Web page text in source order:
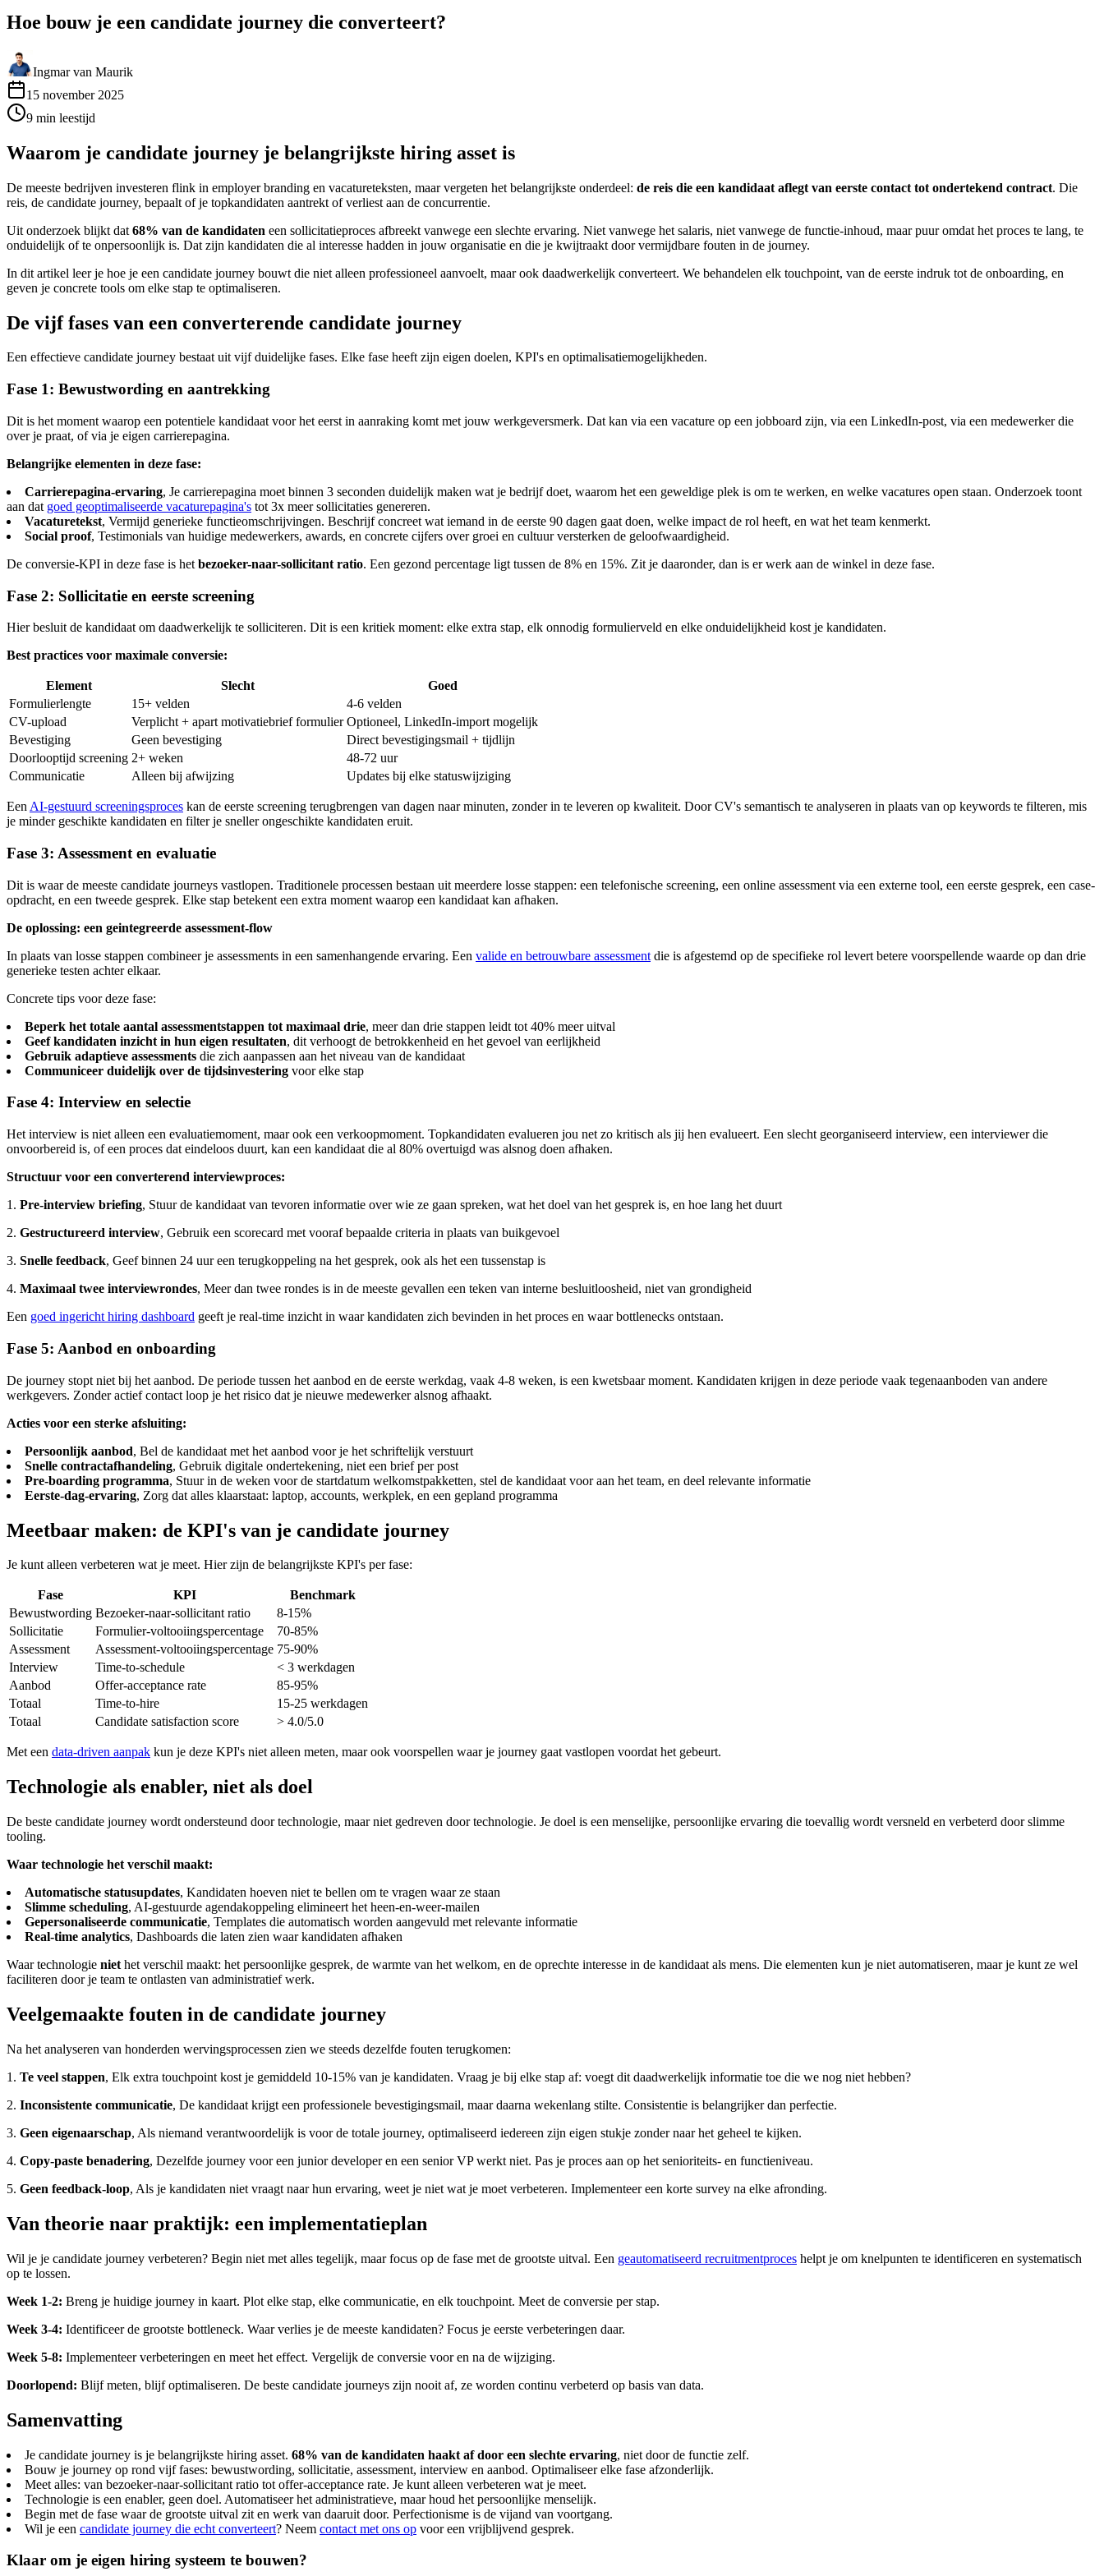
Hoe bouw je een candidate journey die converteert?
Ingmar van Maurik
15 november 2025
9 min leestijd
Waarom je candidate journey je belangrijkste hiring asset is
De meeste bedrijven investeren flink in employer branding en vacatureteksten, maar vergeten het belangrijkste onderdeel: de reis die een kandidaat aflegt van eerste contact tot ondertekend contract. Die
reis, de candidate journey, bepaalt of je topkandidaten aantrekt of verliest aan de concurrentie.
Uit onderzoek blijkt dat 68% van de kandidaten een sollicitatieproces afbreekt vanwege een slechte ervaring. Niet vanwege het salaris, niet vanwege de functie-inhoud, maar puur omdat het proces te lang, te
onduidelijk of te onpersoonlijk is. Dat zijn kandidaten die al interesse hadden in jouw organisatie en die je kwijtraakt door vermijdbare fouten in de journey.
In dit artikel leer je hoe je een candidate journey bouwt die niet alleen professioneel aanvoelt, maar ook daadwerkelijk converteert. We behandelen elk touchpoint, van de eerste indruk tot de onboarding, en
geven je concrete tools om elke stap te optimaliseren.
De vijf fases van een converterende candidate journey
Een effectieve candidate journey bestaat uit vijf duidelijke fases. Elke fase heeft zijn eigen doelen, KPI's en optimalisatiemogelijkheden.
Fase 1: Bewustwording en aantrekking
Dit is het moment waarop een potentiele kandidaat voor het eerst in aanraking komt met jouw werkgeversmerk. Dat kan via een vacature op een jobboard zijn, via een LinkedIn-post, via een medewerker die
over je praat, of via je eigen carrierepagina.
Belangrijke elementen in deze fase:
Carrierepagina-ervaring, Je carrierepagina moet binnen 3 seconden duidelijk maken wat je bedrijf doet, waarom het een geweldige plek is om te werken, en welke vacatures open staan. Onderzoek toont
aan dat goed geoptimaliseerde vacaturepagina's tot 3x meer sollicitaties genereren.
Vacaturetekst, Vermijd generieke functieomschrijvingen. Beschrijf concreet wat iemand in de eerste 90 dagen gaat doen, welke impact de rol heeft, en wat het team kenmerkt.
Social proof, Testimonials van huidige medewerkers, awards, en concrete cijfers over groei en cultuur versterken de geloofwaardigheid.
De conversie-KPI in deze fase is het bezoeker-naar-sollicitant ratio. Een gezond percentage ligt tussen de 8% en 15%. Zit je daaronder, dan is er werk aan de winkel in deze fase.
Fase 2: Sollicitatie en eerste screening
Hier besluit de kandidaat om daadwerkelijk te solliciteren. Dit is een kritiek moment: elke extra stap, elk onnodig formulierveld en elke onduidelijkheid kost je kandidaten.
Best practices voor maximale conversie:
Element Slecht
Goed
Formulierlengte
15+ velden
4-6 velden
CV-upload
Verplicht + apart motivatiebrief formulier Optioneel, LinkedIn-import mogelijk
Bevestiging
Geen bevestiging
Direct bevestigingsmail + tijdlijn
Doorlooptijd screening 2+ weken
48-72 uur
Communicatie
Alleen bij afwijzing Updates bij elke statuswijziging
Een AI-gestuurd screeningsproces kan de eerste screening terugbrengen van dagen naar minuten, zonder in te leveren op kwaliteit. Door CV's semantisch te analyseren in plaats van op keywords te filteren, mis
je minder geschikte kandidaten en filter je sneller ongeschikte kandidaten eruit.
Fase 3: Assessment en evaluatie
Dit is waar de meeste candidate journeys vastlopen. Traditionele processen bestaan uit meerdere losse stappen: een telefonische screening, een online assessment via een externe tool, een eerste gesprek, een case-
opdracht, en een tweede gesprek. Elke stap betekent een extra moment waarop een kandidaat kan afhaken.
De oplossing: een geintegreerde assessment-flow
In plaats van losse stappen combineer je assessments in een samenhangende ervaring. Een valide en betrouwbare assessment die is afgestemd op de specifieke rol levert betere voorspellende waarde op dan drie
generieke testen achter elkaar.
Concrete tips voor deze fase:
Beperk het totale aantal assessmentstappen tot maximaal drie, meer dan drie stappen leidt tot 40% meer uitval
Geef kandidaten inzicht in hun eigen resultaten, dit verhoogt de betrokkenheid en het gevoel van eerlijkheid
Gebruik adaptieve assessments die zich aanpassen aan het niveau van de kandidaat
Communiceer duidelijk over de tijdsinvestering voor elke stap
Fase 4: Interview en selectie
Het interview is niet alleen een evaluatiemoment, maar ook een verkoopmoment. Topkandidaten evalueren jou net zo kritisch als jij hen evalueert. Een slecht georganiseerd interview, een interviewer die
onvoorbereid is, of een proces dat eindeloos duurt, kan een kandidaat die al 80% overtuigd was alsnog doen afhaken.
Structuur voor een converterend interviewproces:
1. Pre-interview briefing, Stuur de kandidaat van tevoren informatie over wie ze gaan spreken, wat het doel van het gesprek is, en hoe lang het duurt
2. Gestructureerd interview, Gebruik een scorecard met vooraf bepaalde criteria in plaats van buikgevoel
3. Snelle feedback, Geef binnen 24 uur een terugkoppeling na het gesprek, ook als het een tussenstap is
4. Maximaal twee interviewrondes, Meer dan twee rondes is in de meeste gevallen een teken van interne besluitloosheid, niet van grondigheid
Een goed ingericht hiring dashboard geeft je real-time inzicht in waar kandidaten zich bevinden in het proces en waar bottlenecks ontstaan.
Fase 5: Aanbod en onboarding
De journey stopt niet bij het aanbod. De periode tussen het aanbod en de eerste werkdag, vaak 4-8 weken, is een kwetsbaar moment. Kandidaten krijgen in deze periode vaak tegenaanboden van andere
werkgevers. Zonder actief contact loop je het risico dat je nieuwe medewerker alsnog afhaakt.
Acties voor een sterke afsluiting:
Persoonlijk aanbod, Bel de kandidaat met het aanbod voor je het schriftelijk verstuurt
Snelle contractafhandeling, Gebruik digitale ondertekening, niet een brief per post
Pre-boarding programma, Stuur in de weken voor de startdatum welkomstpakketten, stel de kandidaat voor aan het team, en deel relevante informatie
Eerste-dag-ervaring, Zorg dat alles klaarstaat: laptop, accounts, werkplek, en een gepland programma
Meetbaar maken: de KPI's van je candidate journey
Je kunt alleen verbeteren wat je meet. Hier zijn de belangrijkste KPI's per fase:
Fase KPI
Benchmark
Bewustwording Bezoeker-naar-sollicitant ratio
8-15%
Sollicitatie
Formulier-voltooiingspercentage
70-85%
Assessment
Assessment-voltooiingspercentage 75-90%
Interview
Time-to-schedule
< 3 werkdagen
Aanbod
Offer-acceptance rate
85-95%
Totaal
Time-to-hire
15-25 werkdagen
Totaal
Candidate satisfaction score > 4.0/5.0
Met een data-driven aanpak kun je deze KPI's niet alleen meten, maar ook voorspellen waar je journey gaat vastlopen voordat het gebeurt.
Technologie als enabler, niet als doel
De beste candidate journey wordt ondersteund door technologie, maar niet gedreven door technologie. Je doel is een menselijke, persoonlijke ervaring die toevallig wordt versneld en verbeterd door slimme
tooling.
Waar technologie het verschil maakt:
Automatische statusupdates, Kandidaten hoeven niet te bellen om te vragen waar ze staan
Slimme scheduling, AI-gestuurde agendakoppeling elimineert het heen-en-weer-mailen
Gepersonaliseerde communicatie, Templates die automatisch worden aangevuld met relevante informatie
Real-time analytics, Dashboards die laten zien waar kandidaten afhaken
Waar technologie niet het verschil maakt: het persoonlijke gesprek, de warmte van het welkom, en de oprechte interesse in de kandidaat als mens. Die elementen kun je niet automatiseren, maar je kunt ze wel
faciliteren door je team te ontlasten van administratief werk.
Veelgemaakte fouten in de candidate journey
Na het analyseren van honderden wervingsprocessen zien we steeds dezelfde fouten terugkomen:
1. Te veel stappen, Elk extra touchpoint kost je gemiddeld 10-15% van je kandidaten. Vraag je bij elke stap af: voegt dit daadwerkelijk informatie toe die we nog niet hebben?
2. Inconsistente communicatie, De kandidaat krijgt een professionele bevestigingsmail, maar daarna wekenlang stilte. Consistentie is belangrijker dan perfectie.
3. Geen eigenaarschap, Als niemand verantwoordelijk is voor de totale journey, optimaliseerd iedereen zijn eigen stukje zonder naar het geheel te kijken.
4. Copy-paste benadering, Dezelfde journey voor een junior developer en een senior VP werkt niet. Pas je proces aan op het senioriteits- en functieniveau.
5. Geen feedback-loop, Als je kandidaten niet vraagt naar hun ervaring, weet je niet wat je moet verbeteren. Implementeer een korte survey na elke afronding.
Van theorie naar praktijk: een implementatieplan
Wil je je candidate journey verbeteren? Begin niet met alles tegelijk, maar focus op de fase met de grootste uitval. Een geautomatiseerd recruitmentproces helpt je om knelpunten te identificeren en systematisch
op te lossen.
Week 1-2: Breng je huidige journey in kaart. Plot elke stap, elke communicatie, en elk touchpoint. Meet de conversie per stap.
Week 3-4: Identificeer de grootste bottleneck. Waar verlies je de meeste kandidaten? Focus je eerste verbeteringen daar.
Week 5-8: Implementeer verbeteringen en meet het effect. Vergelijk de conversie voor en na de wijziging.
Doorlopend: Blijf meten, blijf optimaliseren. De beste candidate journeys zijn nooit af, ze worden continu verbeterd op basis van data.
Samenvatting
Je candidate journey is je belangrijkste hiring asset. 68% van de kandidaten haakt af door een slechte ervaring, niet door de functie zelf.
Bouw je journey op rond vijf fases: bewustwording, sollicitatie, assessment, interview en aanbod. Optimaliseer elke fase afzonderlijk.
Meet alles: van bezoeker-naar-sollicitant ratio tot offer-acceptance rate. Je kunt alleen verbeteren wat je meet.
Technologie is een enabler, geen doel. Automatiseer het administratieve, maar houd het persoonlijke menselijk.
Begin met de fase waar de grootste uitval zit en werk van daaruit door. Perfectionisme is de vijand van voortgang.
Wil je een candidate journey die echt converteert? Neem contact met ons op voor een vrijblijvend gesprek.
Klaar om je eigen hiring systeem te bouwen?